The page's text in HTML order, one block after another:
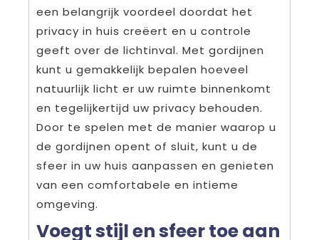
een belangrijk voordeel doordat het
privacy in huis creëert en u controle
geeft over de lichtinval. Met gordijnen
kunt u gemakkelijk bepalen hoeveel
natuurlijk licht er uw ruimte binnenkomt
en tegelijkertijd uw privacy behouden.
Door te spelen met de manier waarop u
de gordijnen opent of sluit, kunt u de
sfeer in uw huis aanpassen en genieten
van een comfortabele en intieme
omgeving.
Voegt stijl en sfeer toe aan